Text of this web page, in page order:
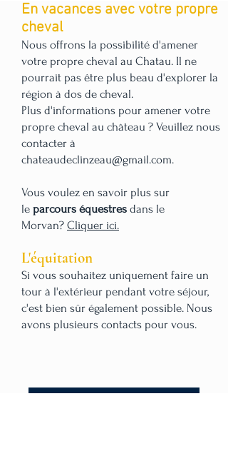
En vacances avec votre propre
cheval
Nous offrons la possibilité d'amener
votre propre cheval au Chatau. Il ne
pourrait pas être plus beau d'explorer la
région à dos de cheval.
Plus d'informations pour amener votre
propre cheval au château ? Veuillez nous
contacter à
chateaudeclinzeau@gmail.com.
Vous voulez en savoir plus sur
le parcours équestres dans le
Morvan? Cliquer ici.
L'équitation
Si vous souhaitez uniquement faire un
tour à l'extérieur pendant votre séjour,
c'est bien sûr également possible. Nous
avons plusieurs contacts pour vous.